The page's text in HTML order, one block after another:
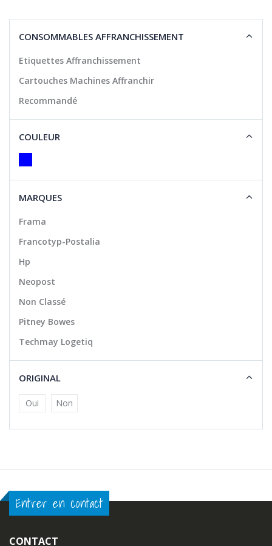
CONSOMMABLES AFFRANCHISSEMENT
Etiquettes Affranchissement
Cartouches Machines Affranchir
Recommandé
COULEUR
MARQUES
Frama
Francotyp-Postalia
Hp
Neopost
Non Classé
Pitney Bowes
Techmay Logetiq
ORIGINAL
Oui Non
Entrer en contact
CONTACT